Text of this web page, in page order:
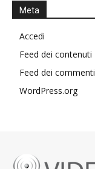
Meta
Accedi
Feed dei contenuti
Feed dei commenti
WordPress.org